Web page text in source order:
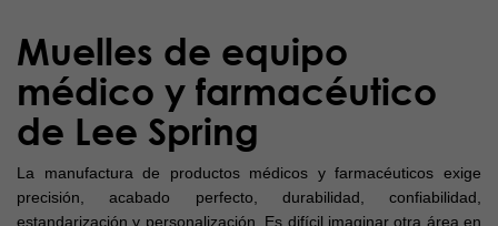
Muelles de equipo
médico y farmacéutico
de Lee Spring
La manufactura de productos médicos y farmacéuticos exige
precisión, acabado perfecto, durabilidad, confiabilidad,
estandarización y personalización. Es difícil imaginar otra área en